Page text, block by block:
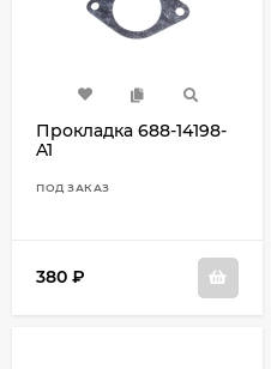
Прокладка 688-14198-
A1
ПОД ЗАКАЗ
380 ₽